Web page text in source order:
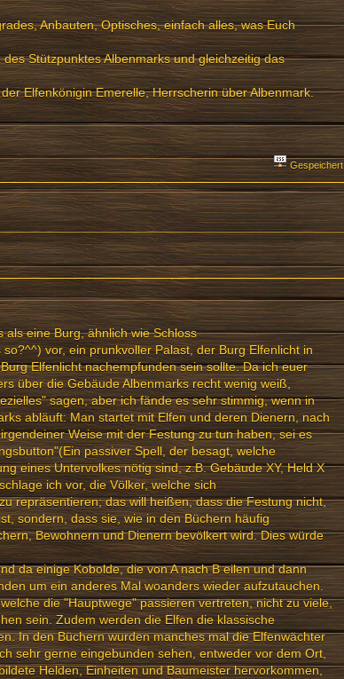
Anbauten, Optisches, einfach alles, was Euch
Stützpunktes Albenmarks und gleichzeitig das
Elfenkönigin Emerelle, Herrscherin über Albenmark.
Gespeichert
eine Burg, ähnlich wie Schloss
vor, ein prunkvoller Palast, der Burg Elfenlicht in
Elfenlicht nachempfunden sein sollte. Da ich euer
über die Gebäude Albenmarks recht wenig weiß,
sagen, aber ich fände es sehr stimmig, wenn in
abläuft: Man startet mit Elfen und deren Dienern, nach
Weise mit der Festung zu tun haben, sei es
passiver Spell, der besagt, welche
eines Untervolkes nötig sind, z.B. Gebäude XY, Held X
ich vor, die Völker, welche sich
repräsentieren; das will heißen, dass die Festung nicht,
sondern, dass sie, wie in den Büchern häufig
Bewohnern und Dienern bevölkert wird. Dies würde
da einige Kobolde, die von A nach B eilen und dann
um ein anderes Mal woanders wieder aufzutauchen.
die "Hauptwege" passieren vertreten, nicht zu viele,
sein. Zudem werden die Elfen die klassische
In den Büchern wurden manches mal die Elfenwächter
sehr gerne eingebunden sehen, entweder vor dem Ort,
Helden, Einheiten und Baumeister hervorkommen,